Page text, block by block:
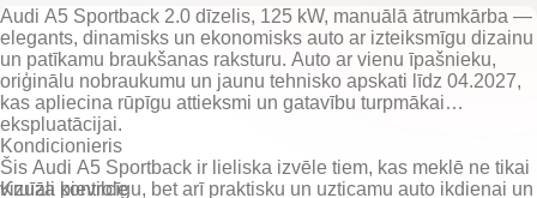
Audi A5 Sportback 2.0 dīzelis, 125 kW, manuālā ātrumkārba —
elegants, dinamisks un ekonomisks auto ar izteiksmīgu dizainu
un patīkamu braukšanas raksturu. Auto ar vienu īpašnieku,
oriģinālu nobraukumu un jaunu tehnisko apskati līdz 04.2027,
kas apliecina rūpīgu attieksmi un gatavību turpmākai
ekspluatācijai.
Šis Audi A5 Sportback ir lieliska izvēle tiem, kas meklē ne tikai
vizuāli pievilcīgu, bet arī praktisku un uzticamu auto ikdienai un
Kondicionieris
Kruīza kontrole